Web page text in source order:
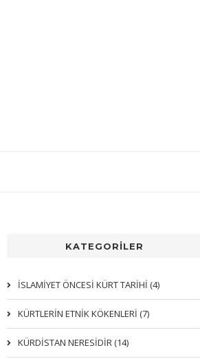
KATEGORİLER
İSLAMİYET ÖNCESİ KÜRT TARİHİ (4)
KÜRTLERIN ETNIK KÖKENLERI (7)
KÜRDİSTAN NERESİDİR (14)